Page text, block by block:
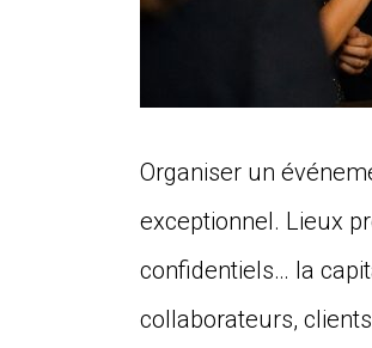
Organiser un
exceptionnel. Lieux
confidentiels… la
collaborateurs,